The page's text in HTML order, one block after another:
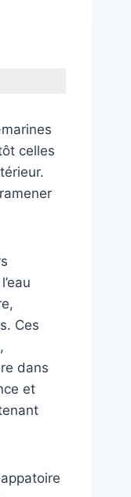
celles
Ces
dans
et